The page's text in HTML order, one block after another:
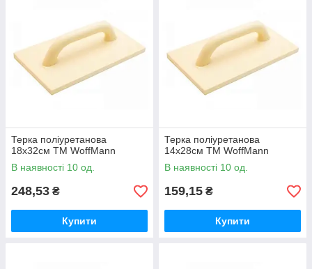
Терка поліуретанова
18х32см ТМ WoffMann
В наявності 10 од.
248,53 ₴
Купити
Терка поліуретанова
14х28см ТМ WoffMann
В наявності 10 од.
159,15 ₴
Купити